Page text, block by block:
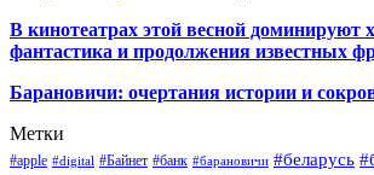
В кинотеатрах этой весной доминируют
фантастика и продолжения известных
Барановичи: очертания истории и
Метки
#apple #digital #Байнет #банк #барановичи #беларусь